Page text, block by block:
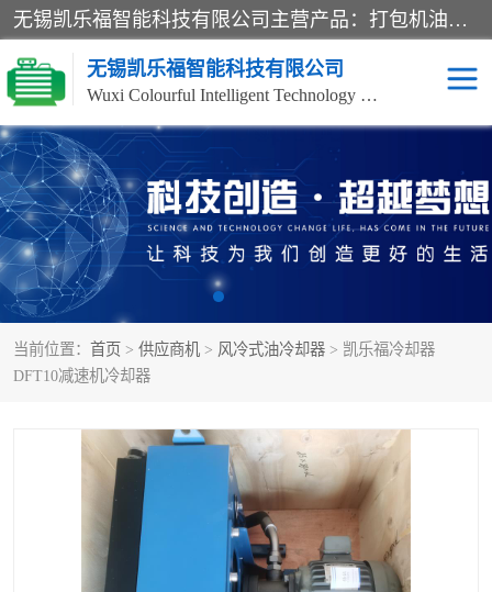
无锡凯乐福智能科技有限公司主营产品：打包机油泵、风冷式油冷却器、液压阀、液压泵、冷却器、过滤器及气动元器件。公司主导生产齿轮泵、齿轮马达、液压阀等产品。共计100多个系列、3000余种规格。覆盖了液压系统的动力元件、控制元件和执行元件，具备较强的成套供货、服务能力。
无锡凯乐福智能科技有限公司
Wuxi Colourful Intelligent Technology Co., Ltd
当前位置： 首页 > 供应商机 > 风冷式油冷却器 > 凯乐福冷却器
DFT10减速机冷却器
齿轮泵 机床冷却泵
风冷式油冷却器 叶片泵
液压马达
柱塞泵 方向阀
高压球阀 电机
列管式油冷却器